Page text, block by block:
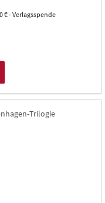
€ - Verlagsspende